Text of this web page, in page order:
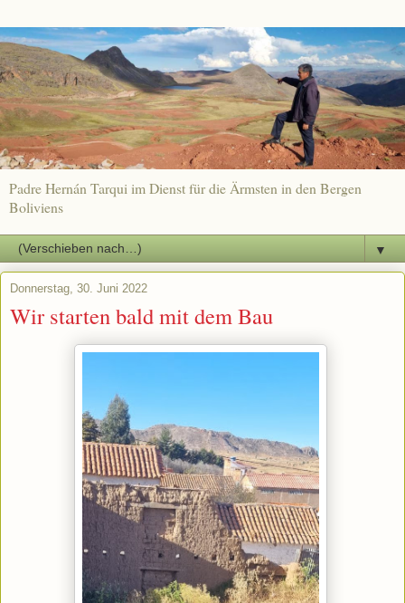
Padre Hernán Tarqui im Dienst für die Ärmsten in den Bergen
Boliviens
▼
Donnerstag, 30. Juni 2022
Wir starten bald mit dem Bau